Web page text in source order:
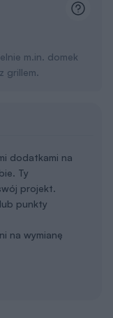
m.in. domek
grillem.
dodatkami na
Ty
projekt.
punkty
na wymianę